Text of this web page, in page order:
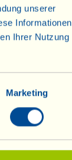
unserer
Informationen
Ihrer Nutzung
Marketing
(auch
Sie die
und
gekochtem